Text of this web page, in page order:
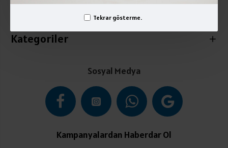
Tekrar gösterme.
Kategoriler
Sosyal Medya
Kampanyalardan Haberdar Ol